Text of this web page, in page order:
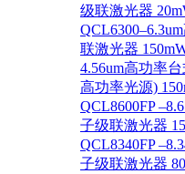
级联激光器
联激光器
4.56um高功率
高功率光源)
QCL8600FP
子级联激光器
QCL8340FP
子级联激光器